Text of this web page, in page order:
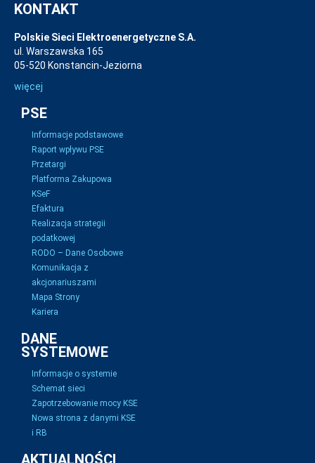
KONTAKT
Polskie Sieci Elektroenergetyczne S.A.
ul. Warszawska 165
05-520 Konstancin-Jeziorna
więcej
PSE
Informacje podstawowe
Raport wpływu PSE
Przetargi
Platforma Zakupowa
KSeF
Efaktura
Realizacja strategii
podatkowej
RODO – Dane Osobowe
Komunikacja z
akcjonariuszami
Mapa Strony
Kariera
DANE
SYSTEMOWE
Informacje o systemie
Schemat sieci
Zapotrzebowanie mocy KSE
Nowa strona z danymi KSE
i RB
AKTUALNOŚCI